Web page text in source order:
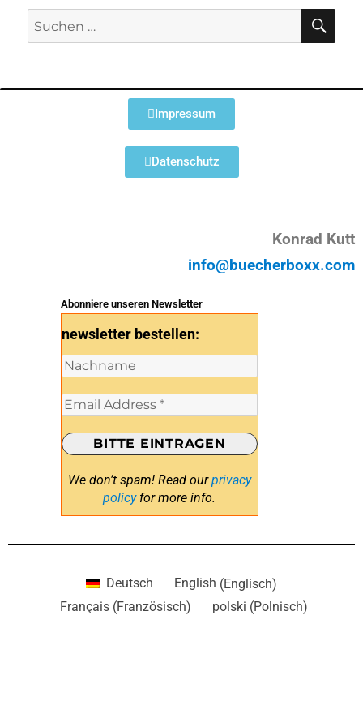
Impressum
Datenschutz
Konrad Kutt
info@buecherboxx.com
Abonniere unseren Newsletter
newsletter bestellen:
We don’t spam! Read ourprivacy
policyfor more info.
Deutsch English (Englisch)
Français (Französisch) polski (Polnisch)